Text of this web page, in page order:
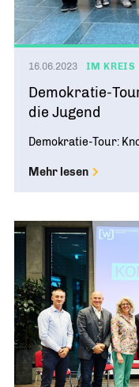
16.06.2023 IM KREIS
Demokratie-
die Jugend
Demokratie-Tour:
Mehr lesen